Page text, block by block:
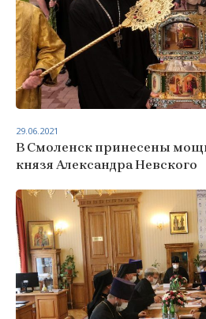
В Смоленск принесены
князя Александра Невского
29.06.2021